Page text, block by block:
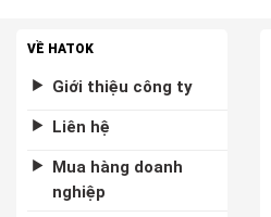
VỀ HATOK
Giới thiệu công ty
Liên hệ
Mua hàng doanh
nghiệp